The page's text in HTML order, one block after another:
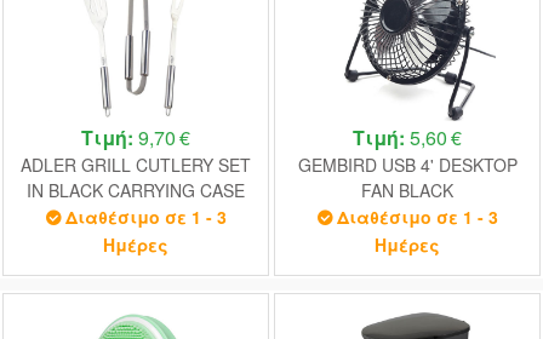
Τιμή: 9,70 €
ADLER GRILL CUTLERY SET
IN BLACK CARRYING CASE
Διαθέσιμο σε 1 - 3
Ημέρες
Τιμή: 5,60 €
GEMBIRD USB 4' DESKTOP
FAN BLACK
Διαθέσιμο σε 1 - 3
Ημέρες